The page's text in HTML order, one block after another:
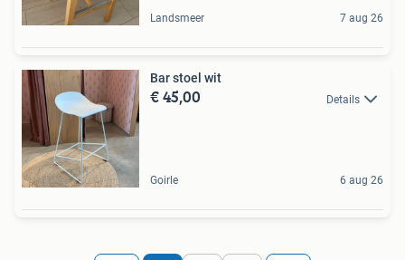
Landsmeer 7 aug 26
Bar stoel wit
€ 45,00 Details
Goirle 6 aug 26